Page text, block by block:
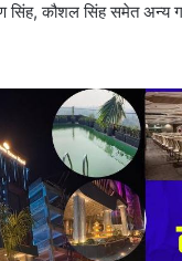
कौशल सिंह समेत अन्य